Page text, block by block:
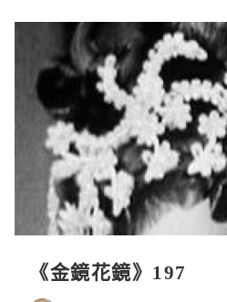
《金鏡花鏡》197